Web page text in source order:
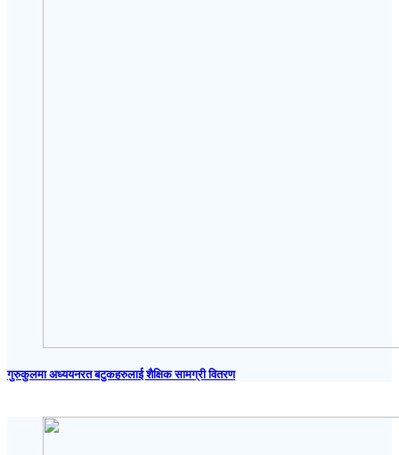
गुरुकुलमा अध्ययनरत बटुकहरुलाई शैक्षिक सामग्री वितरण